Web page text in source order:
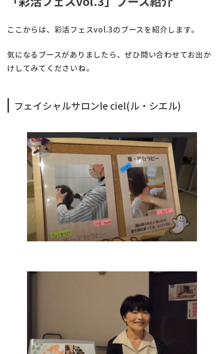
ここからは、彩活フェスvol.3のブースを紹介します。
気になるブースがありましたら、ぜひ問い合わせてお出か
けしてみてくださいね。
フェイシャルサロンle ciel(ル・シエル)